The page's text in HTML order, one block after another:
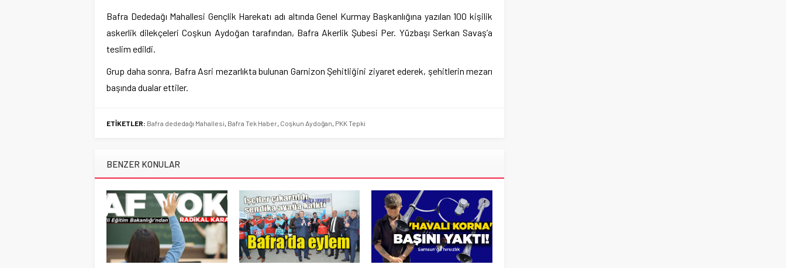
Bafra Dededağı Mahallesi Gençlik Harekatı adı altında Genel Kurmay Başkanlığına yazılan 100 kişilik
askerlik dilekçeleri Coşkun Aydoğan tarafından, Bafra Akerlik Şubesi Per. Yüzbaşı Serkan Savaş’a
teslim edildi.
Grup daha sonra, Bafra Asri mezarlıkta bulunan Garnizon Şehitliğini ziyaret ederek, şehitlerin mezarı
başında dualar ettiler.
ETİKETLER: Bafra dededağı Mahallesi, Bafra Tek Haber, Coşkun Aydoğan, PKK Tepki
BENZER KONULAR